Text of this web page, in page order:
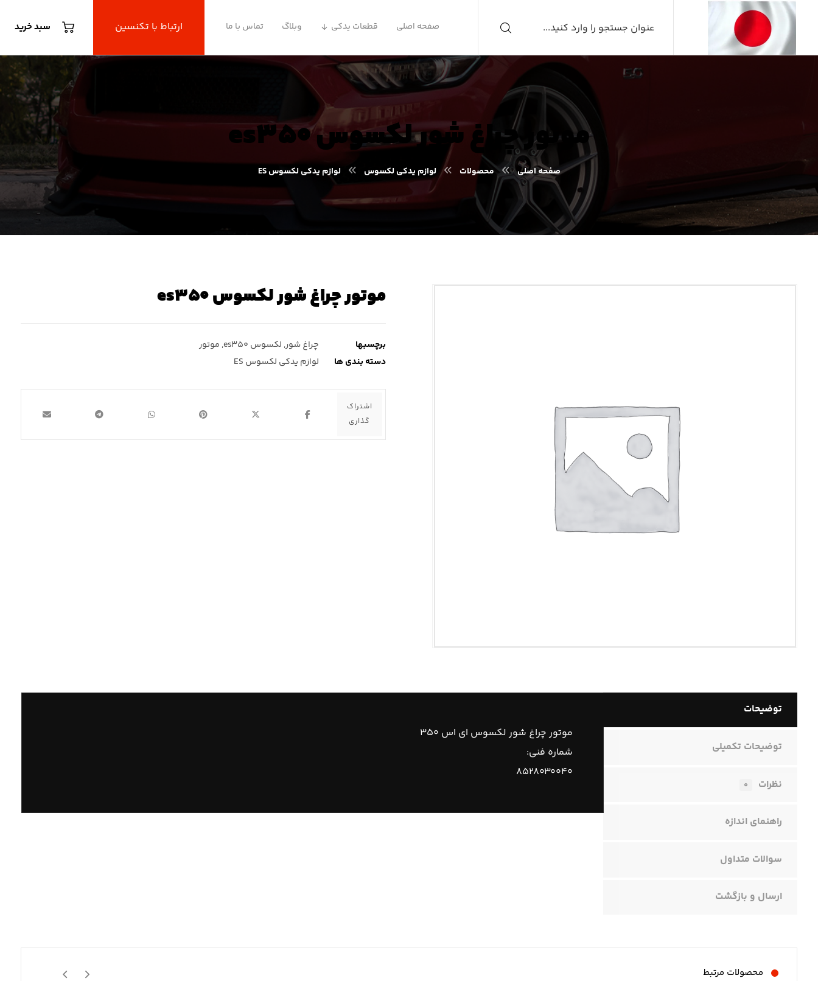
سبد خرید ارتباط با تکنسین صفحه اصلی قطعات یدکی وبلاگ تماس با ما
موتور چراغ شور لکسوس es۳۵۰
صفحه اصلی محصولات لوازم یدکی لکسوس لوازم یدکی لکسوس ES
موتور چراغ شور لکسوس es۳۵۰
برچسبها چراغ شور, لکسوس es۳۵۰ , موتور
دسته بندی ها
لوازم یدکی لکسوس ES
توضیحات
توضیحات تکمیلی
نظرات ۰
راهنمای اندازه
سوالات متداول
ارسال و بازگشت
موتور چراغ شور لکسوس ای اس ۳۵۰
شماره فنی:
۸۵۲۸۰۳۰۰۴۰
محصولات مرتبط